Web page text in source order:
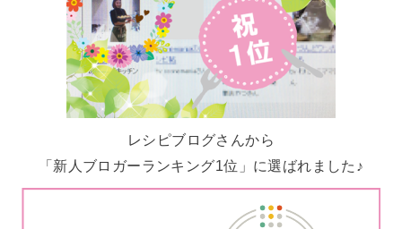
レシピブログさんから
「新人ブロガーランキング1位」に選ばれました♪